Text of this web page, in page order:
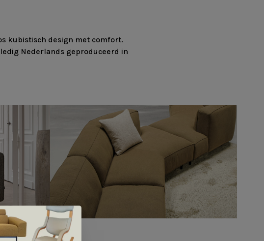
kubistisch design met comfort.
Nederlands geproduceerd in